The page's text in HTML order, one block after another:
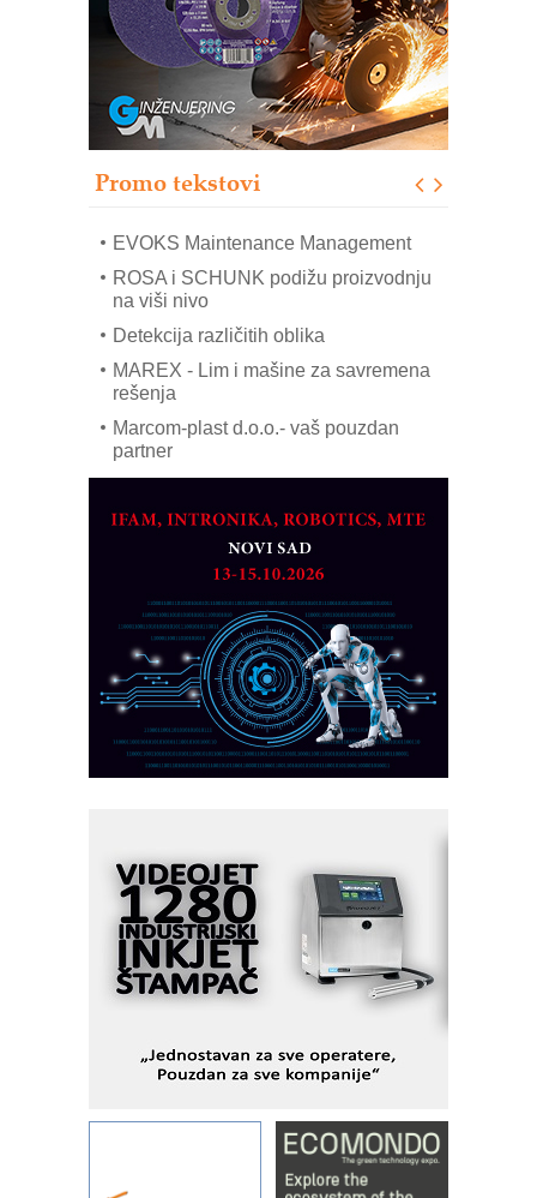
Promo tekstovi
IB BLUMENAUER - više od 40 godina
poverenja u industriji
RMQ-TITAN ADVANCED INDICATOR
– Pametna signalizacija za efikasnije
upravljanje mašinama
Sigurnije ispitivanje transformatora u
solarnim elektranama i vetroparkovima
EVOKS Maintenance Management
ROSA i SCHUNK podižu proizvodnju
na viši nivo
Detekcija različitih oblika
MAREX - Lim i mašine za savremena
rešenja
Marcom-plast d.o.o.- vaš pouzdan
partner
obradu!
Razvoj asortimanskog pravca MINI-
PLC AKYTEC
AUKOM: Svetski standard metrologije
dostupan u Srbiji
MOTOMAN – NEXT-Robotika vođena
veštačkom inteligencijom
I.SAFE MOBILE revolucioniše
industrijsku automatizaciju
pionirskimmobile operator PANEL-OM
KIP KOP – napredna rešenja za
savremene industrijske i logističke
objekte
Alba d.o.o. – 35 godina preciznosti u
metrologiji i pametnim dozirnim
rešenjima
STAUFF – Komponente koje
sistema
YAMADA pumpe – japanska
pouzdanost u transferu fluida